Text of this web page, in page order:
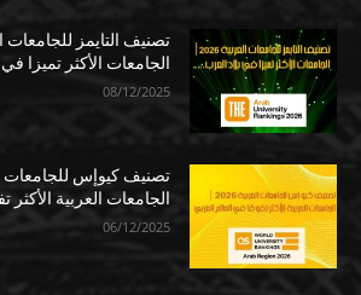
الجامعات الأكثر تميزا
08/12/2025
الجامعات العربية الأكثر
06/12/2025